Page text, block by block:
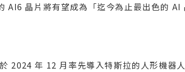
晶片將有望成為「迄今為止最出色的 AI
2024 年 12 月率先導入特斯拉的人形機器